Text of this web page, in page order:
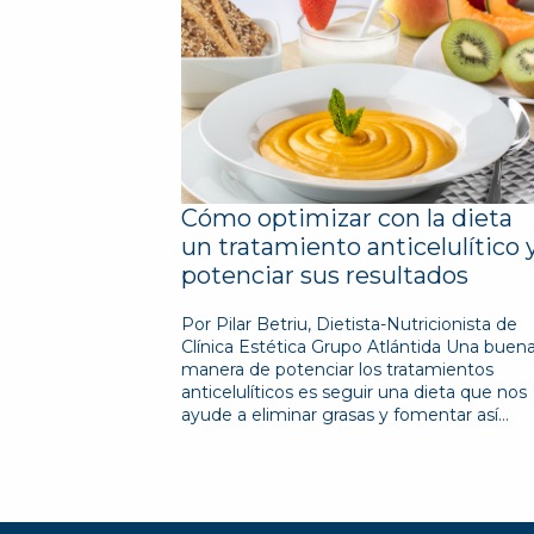
Cómo optimizar con la dieta
un tratamiento anticelulítico
potenciar sus resultados
Por Pilar Betriu, Dietista-Nutricionista de
Clínica Estética Grupo Atlántida Una
manera de potenciar los tratamientos
anticelulíticos es seguir una dieta que nos
ayude a eliminar grasas y fomentar así…